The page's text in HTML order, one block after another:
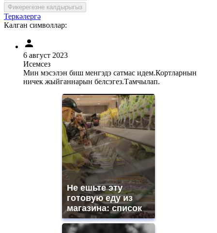
Фикерегезне калдырыгыз
Теркәлергә
Калган символлар:
6 август 2023
Исемсез
Мин мэсэлэн биш менгэдэ сатмас идем.Кортларнын
ничек жыйганнарын белсэгез.Тамчылап.
Не ешьте эту
готовую еду из
магазина: список